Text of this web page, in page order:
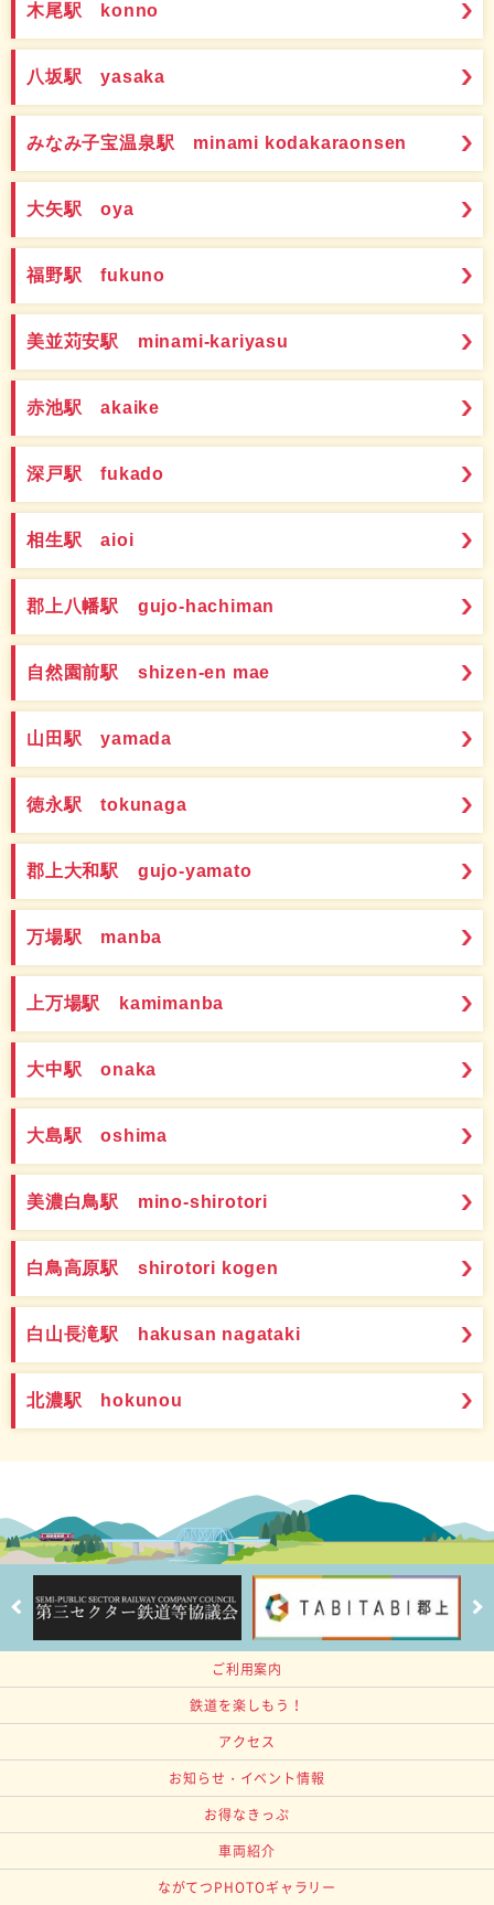
木尾駅 konno
八坂駅 yasaka
みなみ子宝温泉駅 minami kodakaraonsen
大矢駅 oya
福野駅 fukuno
美並苅安駅 minami-kariyasu
赤池駅 akaike
深戸駅 fukado
相生駅 aioi
郡上八幡駅 gujo-hachiman
自然園前駅 shizen-en mae
山田駅 yamada
徳永駅 tokunaga
郡上大和駅 gujo-yamato
万場駅 manba
上万場駅 kamimanba
大中駅 onaka
大島駅 oshima
美濃白鳥駅 mino-shirotori
白鳥高原駅 shirotori kogen
白山長滝駅 hakusan nagataki
北濃駅 hokunou
ご利用案内
鉄道を楽しもう！
アクセス
お知らせ・イベント情報
お得なきっぷ
車両紹介
ながてつPHOTOギャラリー